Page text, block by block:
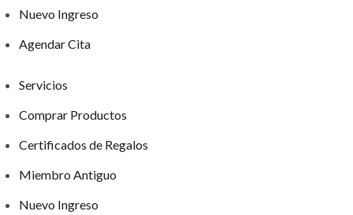
Nuevo Ingreso
Agendar Cita
Servicios
Comprar Productos
Certificados de Regalos
Miembro Antiguo
Nuevo Ingreso